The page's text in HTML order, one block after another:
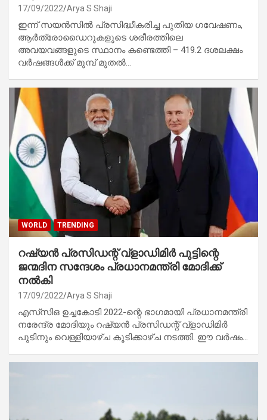
17/09/2022 Arya S Shaji
ഇന്ന് സയൻസിൽ പ്രസിദ്ധീകരിച്ച പുതിയ ഗവേഷണം,
ആർത്രോഡൈറുകളുടെ ശരീരത്തിലെ
അവയവങ്ങളുടെ സ്ഥാനം കണ്ടെത്തി – 419.2 ദശലക്ഷം
വർഷങ്ങൾക്ക് മുമ്പ് മുതൽ…
WORLD TRENDING
റഷ്യൻ പ്രസിഡന്റ് വ്‌ളാഡിമിർ പുട്ടിന്റെ
ജന്മദിന സന്ദേശം പ്രധാനമന്ത്രി മോദിക്ക്
നൽകി
17/09/2022 Arya S Shaji
എസ്‌സിഒ ഉച്ചകോടി 2022-ന്റെ ഭാഗമായി പ്രധാനമന്ത്രി
നരേന്ദ്ര മോദിയും റഷ്യൻ പ്രസിഡന്റ് വ്‌ളാഡിമിർ
പുടിനും വെള്ളിയാഴ്ച കൂടിക്കാഴ്ച നടത്തി. ഈ വർഷം…